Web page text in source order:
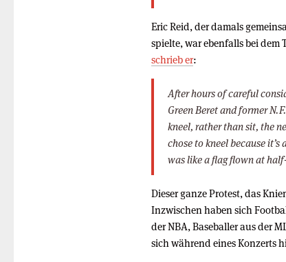
Eric Reid, der damals
spielte, war ebenfalls bei dem
schrieb er:
After hours of careful
Green Beret and former
kneel, rather than sit, the
chose to kneel because
was like a flag flown at
Dieser ganze Protest, das
Inzwischen haben sich
der NBA, Baseballer aus der
sich während eines Konzerts